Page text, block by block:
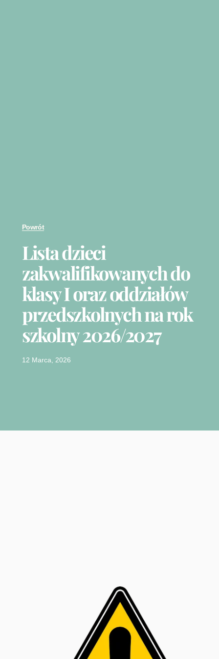
Powrót
Lista dzieci
zakwalifikowanych do
klasy I oraz oddziałów
przedszkolnych na rok
szkolny 2026/2027
12 Marca, 2026